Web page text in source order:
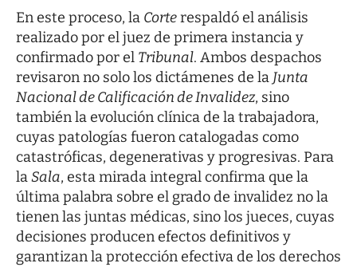
En este proceso, la Corterespaldó el análisis
realizado por el juez de primera instancia y
confirmado por el Tribunal. Ambos despachos
revisaron no solo los dictámenes de la Junta
Nacional de Calificación de Invalidez, sino
también la evolución clínica de la trabajadora,
cuyas patologías fueron catalogadas como
catastróficas, degenerativas y progresivas. Para
laSala, esta mirada integral confirma que la
última palabra sobre el grado de invalidez no la
tienen las juntas médicas, sino los jueces, cuyas
decisiones producen efectos definitivos y
garantizan la protección efectiva de los derechos